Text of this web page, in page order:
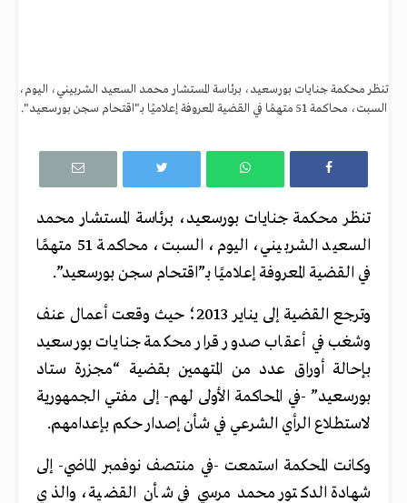
تنظر محكمة جنايات بورسعيد، برئاسة المستشار محمد السعيد الشربيني، اليوم،
السبت، محاكمة 51 متهمًا في القضية المعروفة إعلاميًا بـ"اقتحام سجن بورسعيد".
تنظر محكمة جنايات بورسعيد، برئاسة المستشار محمد
السعيد الشربيني، اليوم، السبت، محاكمة 51 متهمًا
في القضية المعروفة إعلاميًا بـ”اقتحام سجن بورسعيد”.
وترجع القضية إلى يناير 2013؛ حيث وقعت أعمال عنف
وشغب في أعقاب صدور قرار محكمة جنايات بورسعيد
بإحالة أوراق عدد من المتهمين بقضية “مجزرة ستاد
بورسعيد” -في المحاكمة الأولى لهم- إلى مفتي الجمهورية
لاستطلاع الرأي الشرعي في شأن إصدار حكم بإعدامهم.
وكانت المحكمة استمعت -في منتصف نوفمبر الماضي- إلى
شهادة الدكتور محمد مرسي في شأن القضية، والذي